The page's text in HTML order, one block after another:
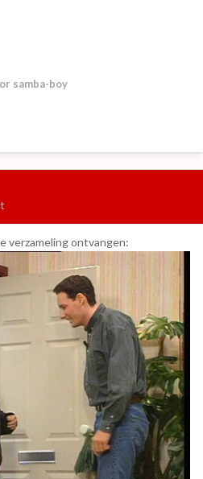
samba-boy
verzameling ontvangen: